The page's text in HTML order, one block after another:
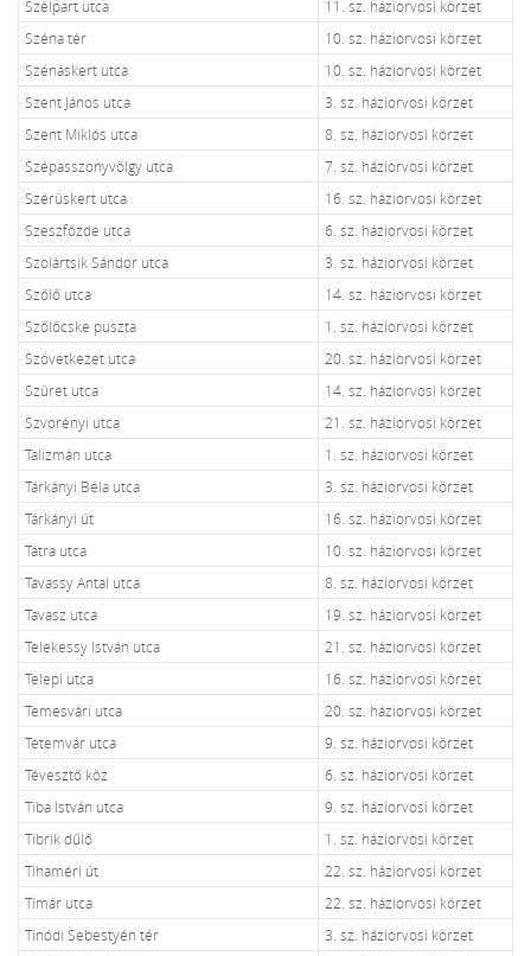
Szélpart utca
11. sz. háziorvosi körzet
Széna tér
10. sz. háziorvosi körzet
Szénáskert utca
10. sz. háziorvosi körzet
Szent János utca
3. sz. háziorvosi körzet
Szent Miklós utca
8. sz. háziorvosi körzet
Szépasszonyvölgy utca
7. sz. háziorvosi körzet
Szérüskert utca
16. sz. háziorvosi körzet
Szeszfőzde utca
6. sz. háziorvosi körzet
Szolártsik Sándor utca
3. sz. háziorvosi körzet
Szőlő utca
14. sz. háziorvosi körzet
Szőlőcske puszta
1. sz. háziorvosi körzet
Szövetkezet utca
20. sz. háziorvosi körzet
Szüret utca
14. sz. háziorvosi körzet
Szvorényi utca
21. sz. háziorvosi körzet
Talizmán utca
1. sz. háziorvosi körzet
Tárkányi Béla utca
3. sz. háziorvosi körzet
Tárkányi út
16. sz. háziorvosi körzet
Tátra utca
10. sz. háziorvosi körzet
Tavassy Antal utca
8. sz. háziorvosi körzet
Tavasz utca
19. sz. háziorvosi körzet
Telekessy István utca
21. sz. háziorvosi körzet
Telepi utca
16. sz. háziorvosi körzet
Temesvári utca
20. sz. háziorvosi körzet
Tetemvár utca
9. sz. háziorvosi körzet
Tévesztő köz
6. sz. háziorvosi körzet
Tiba István utca
9. sz. háziorvosi körzet
Tibrik dűlő
1. sz. háziorvosi körzet
Tihaméri út
22. sz. háziorvosi körzet
Tímár utca
22. sz. háziorvosi körzet
Tinódi Sebestyén tér
3. sz. háziorvosi körzet